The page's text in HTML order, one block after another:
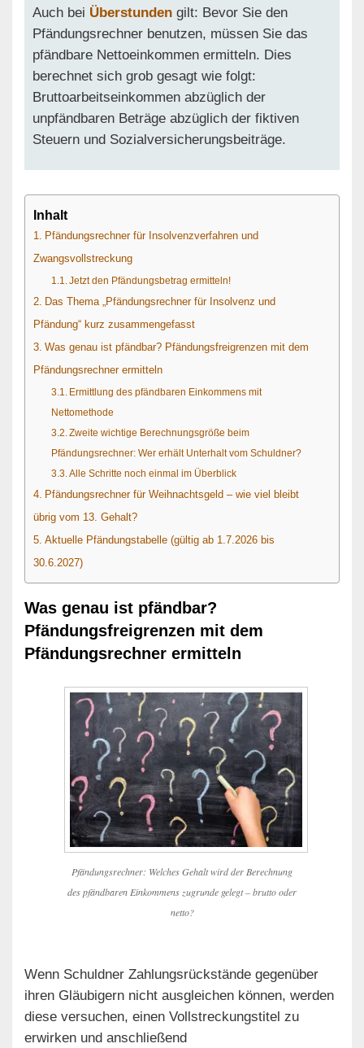
Auch bei Überstunden gilt: Bevor Sie den
Pfändungsrechner benutzen, müssen Sie das
pfändbare Nettoeinkommen ermitteln. Dies
berechnet sich grob gesagt wie folgt:
Bruttoarbeitseinkommen abzüglich der
unpfändbaren Beträge abzüglich der fiktiven
Steuern und Sozialversicherungsbeiträge.
Inhalt
Pfändungsrechner für Insolvenzverfahren und
Zwangsvollstreckung
Jetzt den Pfändungsbetrag ermitteln!
Das Thema „Pfändungsrechner für Insolvenz und
Pfändung“ kurz zusammengefasst
Was genau ist pfändbar? Pfändungsfreigrenzen mit dem
Pfändungsrechner ermitteln
Ermittlung des pfändbaren Einkommens mit
Nettomethode
Zweite wichtige Berechnungsgröße beim
Pfändungsrechner: Wer erhält Unterhalt vom Schuldner?
Alle Schritte noch einmal im Überblick
Pfändungsrechner für Weihnachtsgeld – wie viel bleibt
übrig vom 13. Gehalt?
Aktuelle Pfändungstabelle (gültig ab 1.7.2026 bis
30.6.2027)
Was genau ist pfändbar?
Pfändungsfreigrenzen mit dem
Pfändungsrechner ermitteln
Pfändungsrechner: Welches Gehalt wird der Berechnung
des pfändbaren Einkommens zugrunde gelegt – brutto oder
netto?
Wenn Schuldner Zahlungsrückstände gegenüber
ihren Gläubigern nicht ausgleichen können, werden
diese versuchen, einen Vollstreckungstitel zu
erwirken und anschließend